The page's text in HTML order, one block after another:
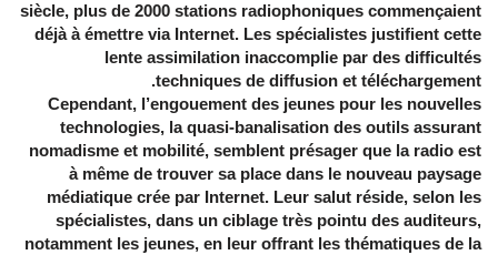
siècle, plus de 2000 stations radiophoniques commençaient
déjà à émettre via Internet. Les spécialistes justifient cette
lente assimilation inaccomplie par des difficultés
techniques de diffusion et téléchargement.
Cependant, l’engouement des jeunes pour les nouvelles
technologies, la quasi-banalisation des outils assurant
nomadisme et mobilité, semblent présager que la radio est
à même de trouver sa place dans le nouveau paysage
médiatique crée par Internet. Leur salut réside, selon les
spécialistes, dans un ciblage très pointu des auditeurs,
notamment les jeunes, en leur offrant les thématiques de la